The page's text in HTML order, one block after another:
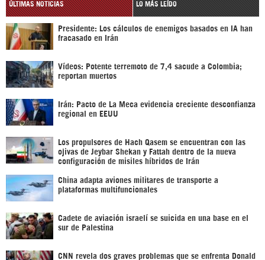
ÚLTIMAS NOTICIAS LO MÁS LEÍDO
Presidente: Los cálculos de enemigos basados en IA han
fracasado en Irán
Vídeos: Potente terremoto de 7,4 sacude a Colombia;
reportan muertos
Irán: Pacto de La Meca evidencia creciente desconfianza
regional en EEUU
Los propulsores de Hach Qasem se encuentran con las
ojivas de Jeybar Shekan y Fattah dentro de la nueva
configuración de misiles híbridos de Irán
China adapta aviones militares de transporte a
plataformas multifuncionales
Cadete de aviación israelí se suicida en una base en el
sur de Palestina
CNN revela dos graves problemas que se enfrenta Donald